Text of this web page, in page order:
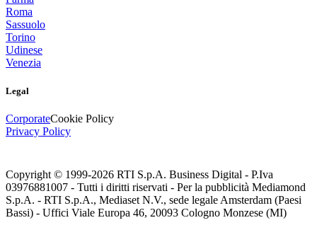
Roma
Sassuolo
Torino
Udinese
Venezia
Legal
CorporateCookie Policy
Privacy Policy
Copyright © 1999-2026 RTI S.p.A. Business Digital - P.Iva
03976881007 - Tutti i diritti riservati - Per la pubblicità Mediamond
S.p.A. - RTI S.p.A., Mediaset N.V., sede legale Amsterdam (Paesi
Bassi) - Uffici Viale Europa 46, 20093 Cologno Monzese (MI)